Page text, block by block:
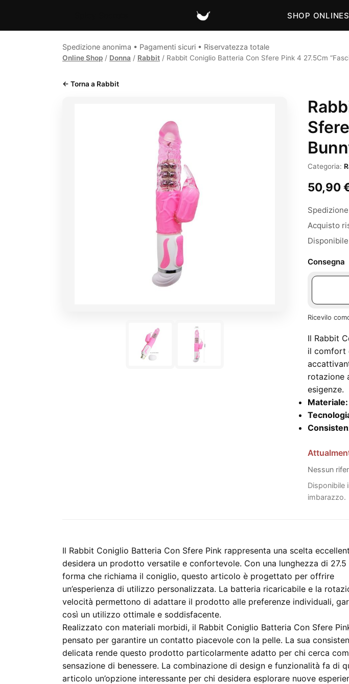
SHOP ONLINE
Spedizione anonima • Pagamenti sicuri • Riservatezza totale
Online Shop / Donna / Rabbit / Rabbit Coniglio Batteria Con Sfere Pink 4 27.5Cm
← Torna a Rabbit
Categoria:
50,90
Acquisto
Consegna
Ricevilo
Il Rabbit
il comfort
rotazione
esigenze.
Materiale:
Nessun
Disponibile
imbarazzo.
Il Rabbit Coniglio Batteria Con Sfere Pink rappresenta una scelta
desidera un prodotto versatile e confortevole. Con una lunghezza di 27.5
forma che richiama il coniglio, questo articolo è progettato per offrire
un’esperienza di utilizzo personalizzata. La batteria ricaricabile e la
velocità permettono di adattare il prodotto alle preferenze individuali,
così un utilizzo ottimale e soddisfacente.
Realizzato con materiali morbidi, il Rabbit Coniglio Batteria Con Sfere
pensato per garantire un contatto piacevole con la pelle. La sua
delicata rende questo prodotto particolarmente adatto per chi cerca
sensazione di benessere. La combinazione di design e funzionalità fa di
articolo un’opzione interessante per chi desidera esplorare nuove